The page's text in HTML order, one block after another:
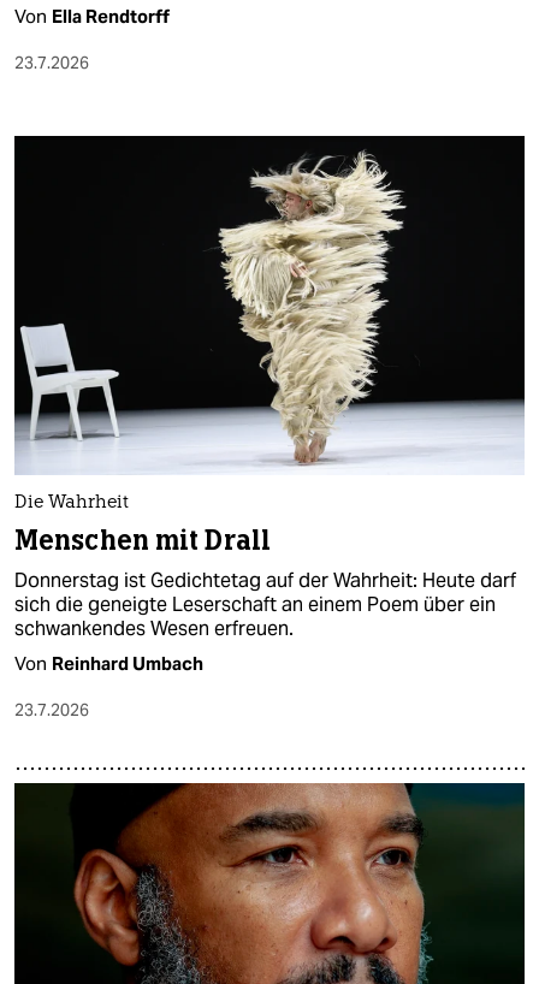
Von Ella Rendtorff
23.7.2026
Die Wahrheit
Menschen mit Drall
Donnerstag ist Gedichtetag auf der Wahrheit: Heute darf
sich die geneigte Leserschaft an einem Poem über ein
schwankendes Wesen erfreuen.
Von Reinhard Umbach
23.7.2026